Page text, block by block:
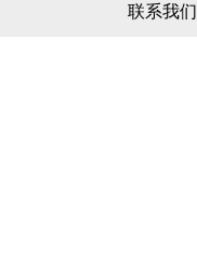
联系我们